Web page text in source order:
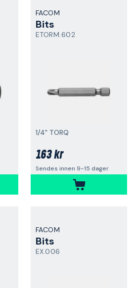
FACOM
Bits
ETORM.602
1/4" TORQ
163 kr
Sendes innen 9-15 dager
FACOM
Bits
EX.006